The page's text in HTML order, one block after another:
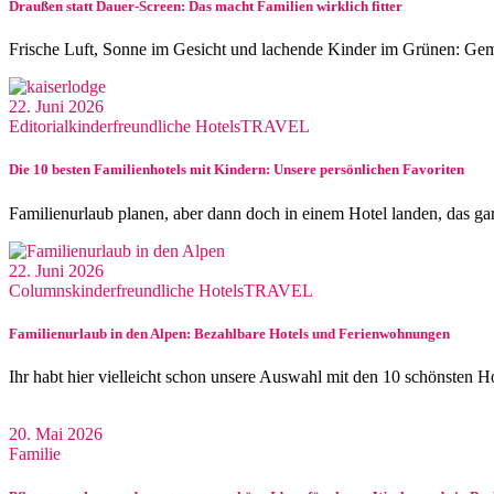
Draußen statt Dauer-Screen: Das macht Familien wirklich fitter
Frische Luft, Sonne im Gesicht und lachende Kinder im Grünen:
22. Juni 2026
Editorialkinderfreundliche HotelsTRAVEL
Die 10 besten Familienhotels mit Kindern: Unsere persönlichen Favoriten
Familienurlaub planen, aber dann doch in einem Hotel landen, das
22. Juni 2026
Columnskinderfreundliche HotelsTRAVEL
Familienurlaub in den Alpen: Bezahlbare Hotels und Ferienwohnungen
Ihr habt hier vielleicht schon unsere Auswahl mit den 10 schönsten
20. Mai 2026
Familie